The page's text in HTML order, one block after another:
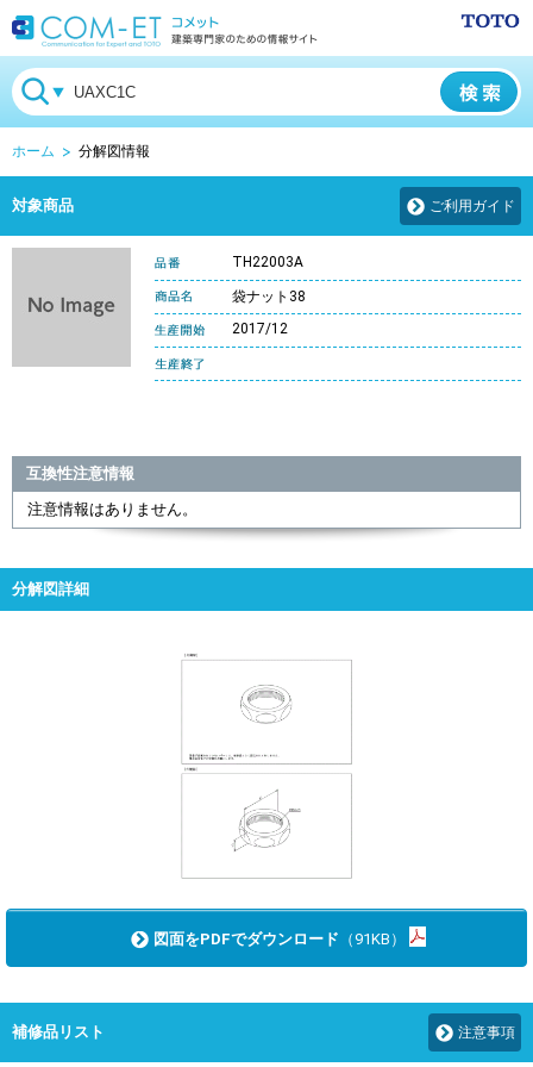
ホーム 分解図情報
対象商品 ご利用ガイド
TH22003A
袋ナット38
2017/12
互換性注意情報
注意情報はありません。
分解図詳細
図面をPDFでダウンロード （91KB）
補修品リスト 注意事項